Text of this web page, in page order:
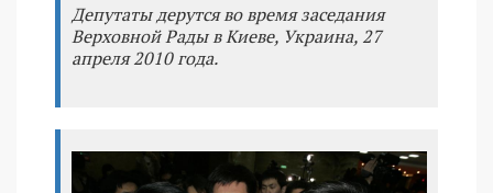
Депутаты дерутся во время заседания
Верховной Рады в Киеве, Украина, 27
апреля 2010 года.